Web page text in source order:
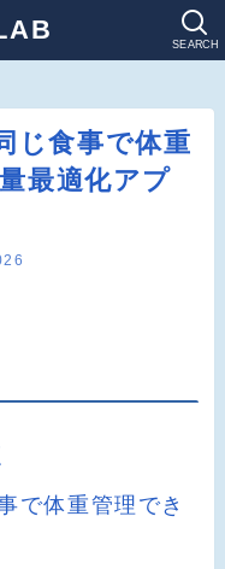
SEARCH
じ食事で体重
最適化アプ
で体重管理でき